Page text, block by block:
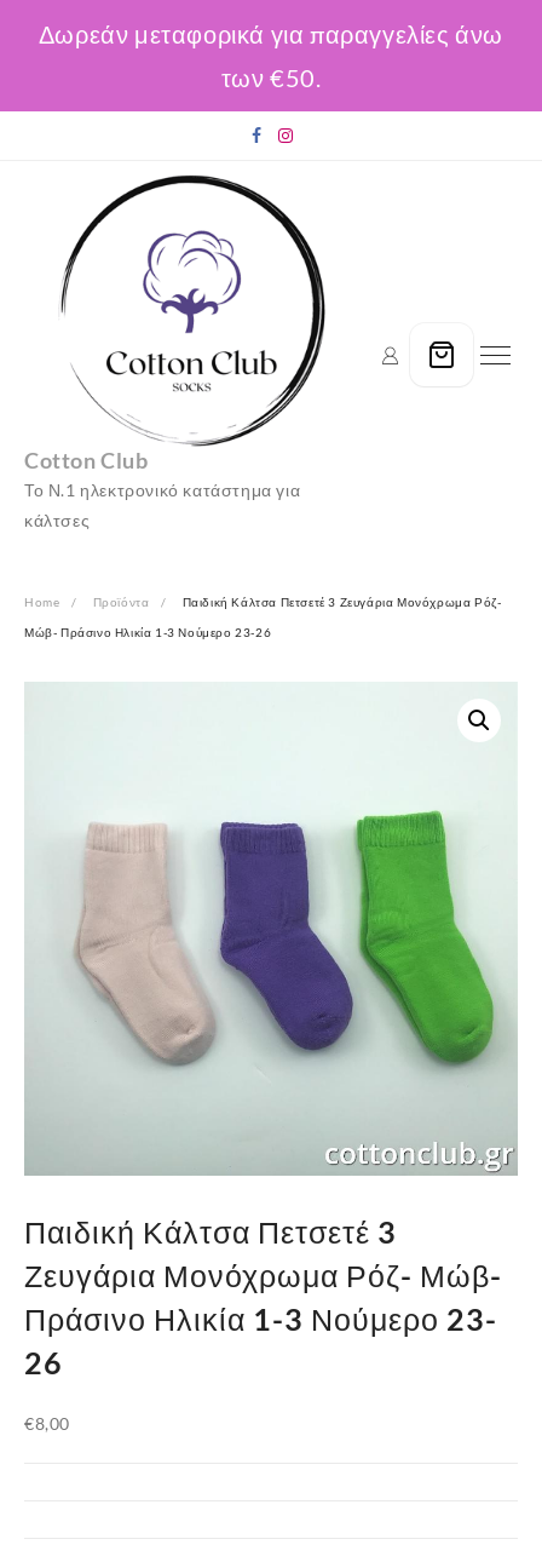
Δωρεάν μεταφορικά για παραγγελίες άνω
των €50.
Cotton Club
Το Ν.1 ηλεκτρονικό κατάστημα για
κάλτσες
Home Προϊόντα Παιδική Κάλτσα Πετσετέ 3 Ζευγάρια Μονόχρωμα Ρόζ-
Μώβ- Πράσινο Ηλικία 1-3 Νούμερο 23-26
Παιδική Κάλτσα Πετσετέ 3
Ζευγάρια Μονόχρωμα Ρόζ- Μώβ-
Πράσινο Ηλικία 1-3 Νούμερο 23-
26
€8,00